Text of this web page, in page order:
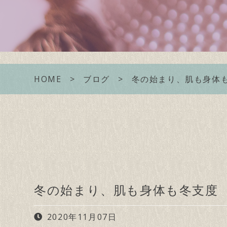
HOME ブログ 冬の始まり、肌も身体
冬の始まり、肌も身体も冬支度
2020年11月07日